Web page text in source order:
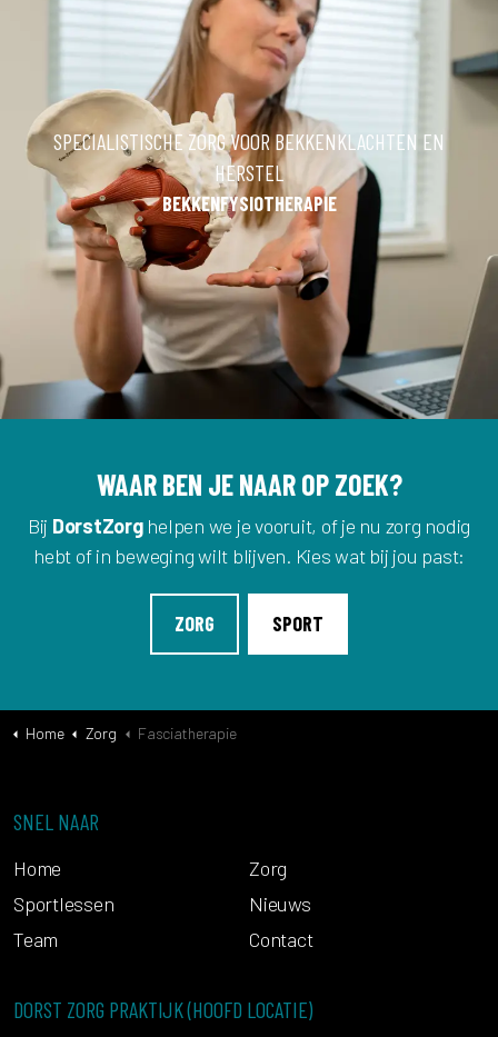
SPECIALISTISCHE ZORG VOOR BEKKENKLACHTEN EN
HERSTEL
BEKKENFYSIOTHERAPIE
WAAR BEN JE NAAR OP ZOEK?
Bij DorstZorghelpen we je vooruit, of je nu zorg nodig
hebt of in beweging wilt blijven. Kies wat bij jou past:
ZORG SPORT
Home Zorg Fasciatherapie
SNEL NAAR
Home
Zorg
Sportlessen
Nieuws
Team
Contact
DORST ZORG PRAKTIJK (HOOFD LOCATIE)